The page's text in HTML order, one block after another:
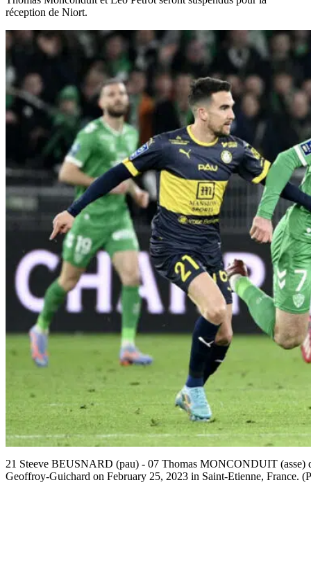
réception de Niort.
21 Steeve BEUSNARD (pau) - 07 Thomas MONCONDUIT (asse)
Geoffroy-Guichard on February 25, 2023 in Saint-Etienne, France.